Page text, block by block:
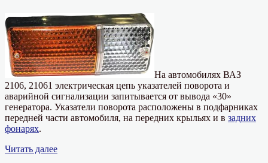
2104,
2105,
2107
На автомобилях ВАЗ
2106, 21061 электрическая цепь указателей поворота и
аварийной сигнализации запитывается от вывода «30»
генератора. Указатели поворота расположены в подфарниках
передней части автомобиля, на передних крыльях и в задних
фонарях.
Читать далее«Схема